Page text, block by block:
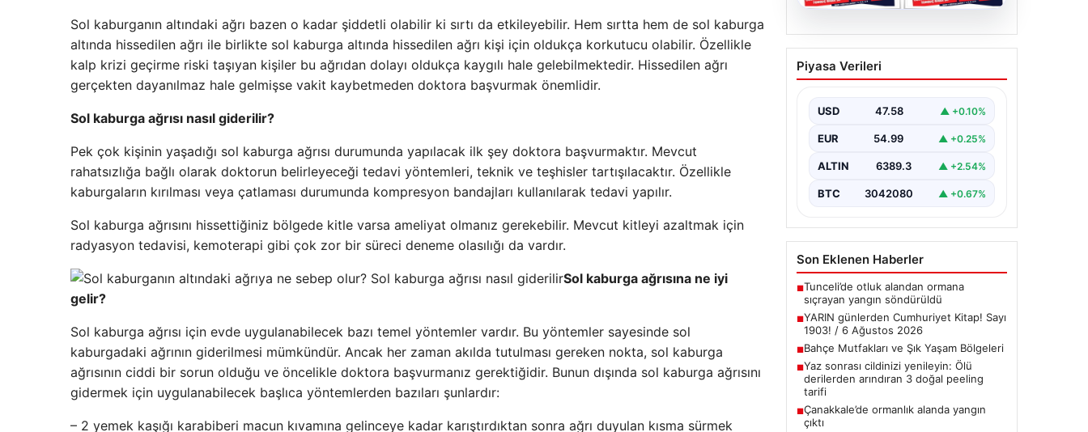
Sol kaburganın altındaki ağrı bazen o kadar şiddetli olabilir ki sırtı da etkileyebilir. Hem sırtta hem de sol kaburga
altında hissedilen ağrı ile birlikte sol kaburga altında hissedilen ağrı kişi için oldukça korkutucu olabilir. Özellikle
kalp krizi geçirme riski taşıyan kişiler bu ağrıdan dolayı oldukça kaygılı hale gelebilmektedir. Hissedilen ağrı
gerçekten dayanılmaz hale gelmişse vakit kaybetmeden doktora başvurmak önemlidir.
Sol kaburga ağrısı nasıl giderilir?
Pek çok kişinin yaşadığı sol kaburga ağrısı durumunda yapılacak ilk şey doktora başvurmaktır. Mevcut
rahatsızlığa bağlı olarak doktorun belirleyeceği tedavi yöntemleri, teknik ve teşhisler tartışılacaktır. Özellikle
kaburgaların kırılması veya çatlaması durumunda kompresyon bandajları kullanılarak tedavi yapılır.
Sol kaburga ağrısını hissettiğiniz bölgede kitle varsa ameliyat olmanız gerekebilir. Mevcut kitleyi azaltmak için
radyasyon tedavisi, kemoterapi gibi çok zor bir süreci deneme olasılığı da vardır.
Sol kaburga ağrısına ne iyi
gelir?
Sol kaburga ağrısı için evde uygulanabilecek bazı temel yöntemler vardır. Bu yöntemler sayesinde sol
kaburgadaki ağrının giderilmesi mümkündür. Ancak her zaman akılda tutulması gereken nokta, sol kaburga
ağrısının ciddi bir sorun olduğu ve öncelikle doktora başvurmanız gerektiğidir. Bunun dışında sol kaburga ağrısını
gidermek için uygulanabilecek başlıca yöntemlerden bazıları şunlardır:
– 2 yemek kaşığı karabiberi macun kıvamına gelinceye kadar karıştırdıktan sonra ağrı duyulan kısma sürmek
05.08.2026
YARIN günlerden
Cumhuriyet Kitap! Sayı
Piyasa Verileri
USD 47.58 ▲ +0.10%
EUR 54.99 ▲ +0.25%
ALTIN 6389.3 ▲ +2.54%
BTC 3042080 ▲ +0.67%
Son Eklenen Haberler
■Tunceli’de otluk alandan ormana
sıçrayan yangın söndürüldü
■YARIN günlerden Cumhuriyet Kitap! Sayı
1903! / 6 Ağustos 2026
■Bahçe Mutfakları ve Şık Yaşam Bölgeleri
■Yaz sonrası cildinizi yenileyin: Ölü
derilerden arındıran 3 doğal peeling
tarifi
■Çanakkale’de ormanlık alanda yangın
çıktı